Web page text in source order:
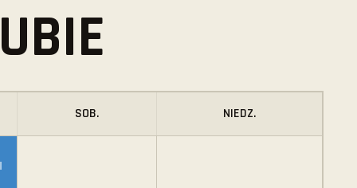
SOB. NIEDZ.